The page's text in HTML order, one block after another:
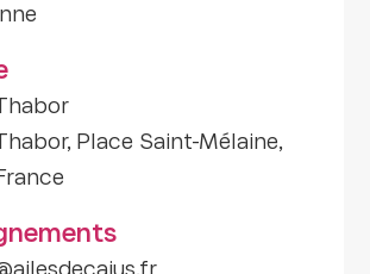
Place Saint-Mélaine,